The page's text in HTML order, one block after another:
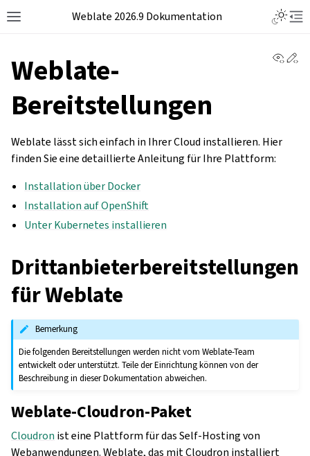
Weblate 2026.9 Dokumentation
Weblate-
Bereitstellungen
Weblate lässt sich einfach in Ihrer Cloud installieren. Hier
finden Sie eine detaillierte Anleitung für Ihre Plattform:
Installation über Docker
Installation auf OpenShift
Unter Kubernetes installieren
Drittanbieterbereitstellungen
für Weblate
Bemerkung
Die folgenden Bereitstellungen werden nicht vom Weblate-Team
entwickelt oder unterstützt. Teile der Einrichtung können von der
Beschreibung in dieser Dokumentation abweichen.
Weblate-Cloudron-Paket
Cloudron ist eine Plattform für das Self-Hosting von
Webanwendungen. Weblate, das mit Cloudron installiert